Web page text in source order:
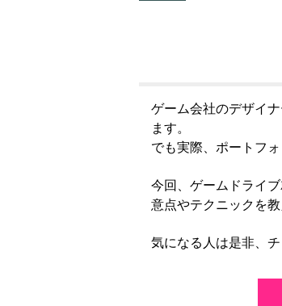
ゲーム会社のデザイ
ます。
でも実際、ポートフ
今回、ゲームドライ
意点やテクニックを
気になる人は是非、